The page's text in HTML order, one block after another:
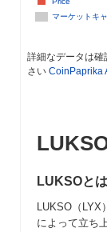
マーケットキ
詳細なデータは確
さい CoinPaprika
LUKSOと
LUKSO（LYX
によって立ち